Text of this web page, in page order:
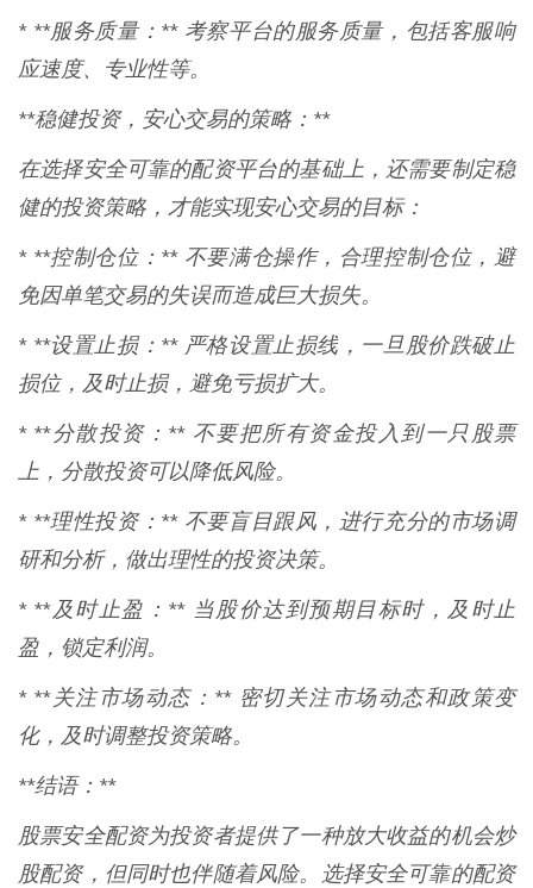
* **服务质量：** 考察平台的服务质量，包括客服响
应速度、专业性等。
**稳健投资，安心交易的策略：**
在选择安全可靠的配资平台的基础上，还需要制定稳
健的投资策略，才能实现安心交易的目标：
* **控制仓位：** 不要满仓操作，合理控制仓位，避
免因单笔交易的失误而造成巨大损失。
* **设置止损：** 严格设置止损线，一旦股价跌破止
损位，及时止损，避免亏损扩大。
* **分散投资：** 不要把所有资金投入到一只股票
上，分散投资可以降低风险。
* **理性投资：** 不要盲目跟风，进行充分的市场调
研和分析，做出理性的投资决策。
* **及时止盈：** 当股价达到预期目标时，及时止
盈，锁定利润。
* **关注市场动态：** 密切关注市场动态和政策变
化，及时调整投资策略。
**结语：**
股票安全配资为投资者提供了一种放大收益的机会炒
股配资，但同时也伴随着风险。选择安全可靠的配资